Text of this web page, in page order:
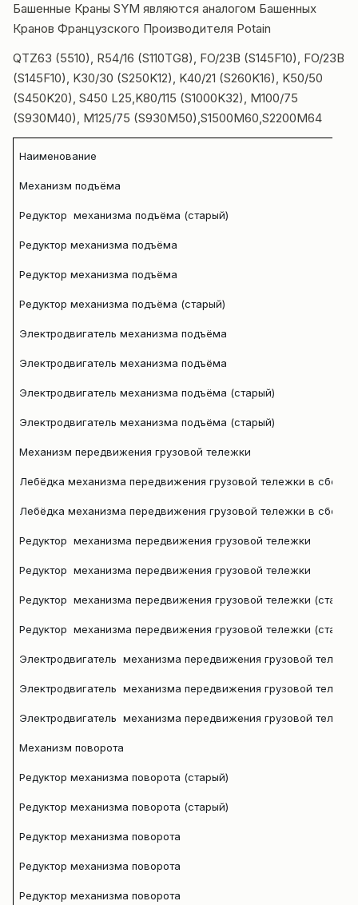
Башенные Краны SYM являются аналогом Башенных
Кранов Французского Производителя Potain
QTZ63 (5510), R54/16 (S110TG8), FO/23B (S145F10), FO/23B
(S145F10), K30/30 (S250K12), K40/21 (S260K16), K50/50
(S450K20), S450 L25,K80/115 (S1000K32), M100/75
(S930M40), M125/75 (S930M50),S1500M60,S2200M64
Наименование
Механизм подъёма
Редуктор механизма подъёма (старый)
Редуктор механизма подъёма
Редуктор механизма подъёма
Редуктор механизма подъёма (старый)
Электродвигатель механизма подъёма
Электродвигатель механизма подъёма
Электродвигатель механизма подъёма (старый)
Электродвигатель механизма подъёма (старый)
Механизм передвижения грузовой тележки
Лебёдка механизма передвижения грузовой тележки в сборе
Лебёдка механизма передвижения грузовой тележки в сборе
Редуктор механизма передвижения грузовой тележки
Редуктор механизма передвижения грузовой тележки
Редуктор механизма передвижения грузовой тележки (старый)
Редуктор механизма передвижения грузовой тележки (старый)
Электродвигатель механизма передвижения грузовой
Электродвигатель механизма передвижения грузовой
Электродвигатель механизма передвижения грузовой
Механизм поворота
Редуктор механизма поворота (старый)
Редуктор механизма поворота (старый)
Редуктор механизма поворота
Редуктор механизма поворота
Редуктор механизма поворота